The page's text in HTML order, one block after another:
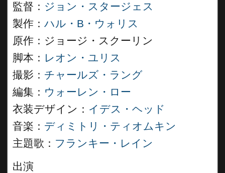
監督： ジョン・スタージェス
製作： ハル・B・ウォリス
原作：ジョージ・スクーリン
脚本： レオン・ユリス
撮影： チャールズ・ラング
編集： ウォーレン・ロー
衣装デザイン： イデス・ヘッド
音楽： ディミトリ・ティオムキン
主題歌： フランキー・レイン
出演